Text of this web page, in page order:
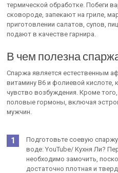
термической обработке. Побеги
сковороде, запекают на гриле,
приготовлении салатов, супов,
подают в качестве гарнира.
В чем полезна
Спаржа является естественным
витамину В6 и фолиевой кислоте,
чувство возбуждения. Кроме
половые гормоны, включая
мужчин.
Подготовьте соевую
воде: YouTube/ Кухня Ли?
необходимо замочить,
достаточно плотная и